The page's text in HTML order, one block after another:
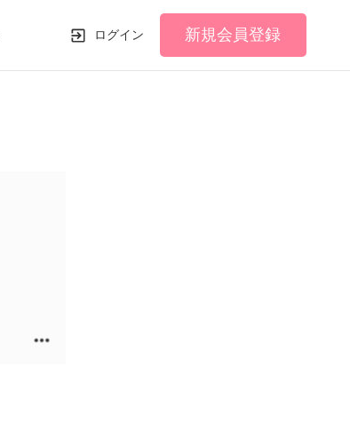
ログイン 新規会員登録